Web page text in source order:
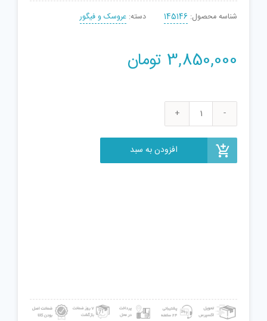
شناسه محصول: 145146 دسته: عروسک و فیگور
3,850,000 تومان
اکشن
میتس
افزودن به سبد